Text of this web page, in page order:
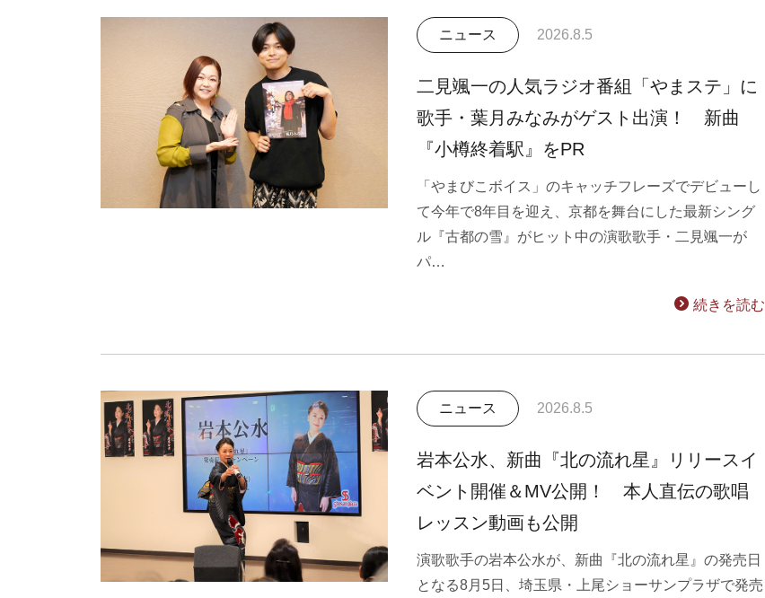
ニュース 2026.8.5
二見颯一の人気ラジオ番組「やまステ」に
歌手・葉月みなみがゲスト出演！ 新曲
『小樽終着駅』をPR
「やまびこボイス」のキャッチフレーズでデビューし
て今年で8年目を迎え、京都を舞台にした最新シング
ル『古都の雪』がヒット中の演歌歌手・二見颯一が
パ…
続きを読む
ニュース 2026.8.5
岩本公水、新曲『北の流れ星』リリースイ
ベント開催＆MV公開！ 本人直伝の歌唱
レッスン動画も公開
演歌歌手の岩本公水が、新曲『北の流れ星』の発売日
となる8月5日、埼玉県・上尾ショーサンプラザで発売